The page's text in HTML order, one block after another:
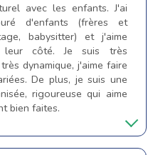
avec les enfants. J'ai
d'enfants (frères et
babysitter) et j'aime
côté. Je suis très
dynamique, j'aime faire
De plus, je suis une
rigoureuse qui aime
bien faites.